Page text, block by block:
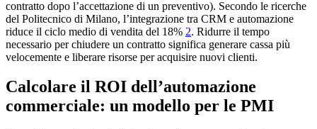
contratto dopo l’accettazione di un preventivo). Secondo le ricerche
del Politecnico di Milano, l’integrazione tra CRM e automazione
riduce il ciclo medio di vendita del 18% 2. Ridurre il tempo
necessario per chiudere un contratto significa generare cassa più
velocemente e liberare risorse per acquisire nuovi clienti.
Calcolare il ROI dell’automazione
commerciale: un modello per le PMI